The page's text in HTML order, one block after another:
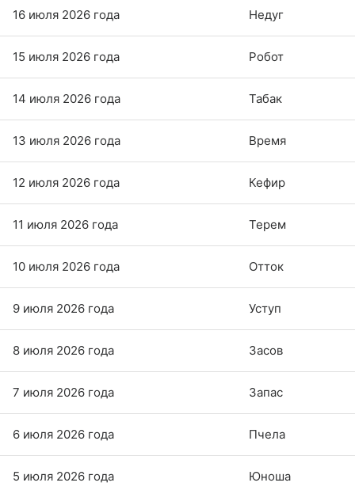
16 июля 2026 года Недуг
15 июля 2026 года Робот
14 июля 2026 года Табак
13 июля 2026 года Время
12 июля 2026 года Кефир
11 июля 2026 года Терем
10 июля 2026 года Отток
9 июля 2026 года Уступ
8 июля 2026 года Засов
7 июля 2026 года Запас
6 июля 2026 года Пчела
5 июля 2026 года Юноша